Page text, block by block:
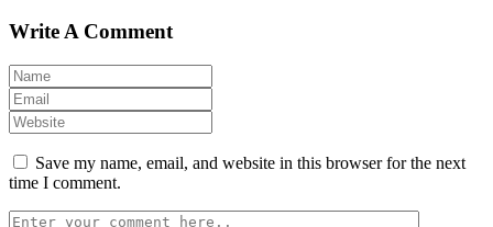
Write A Comment
Save my name, email, and website in this browser for the next
time I comment.